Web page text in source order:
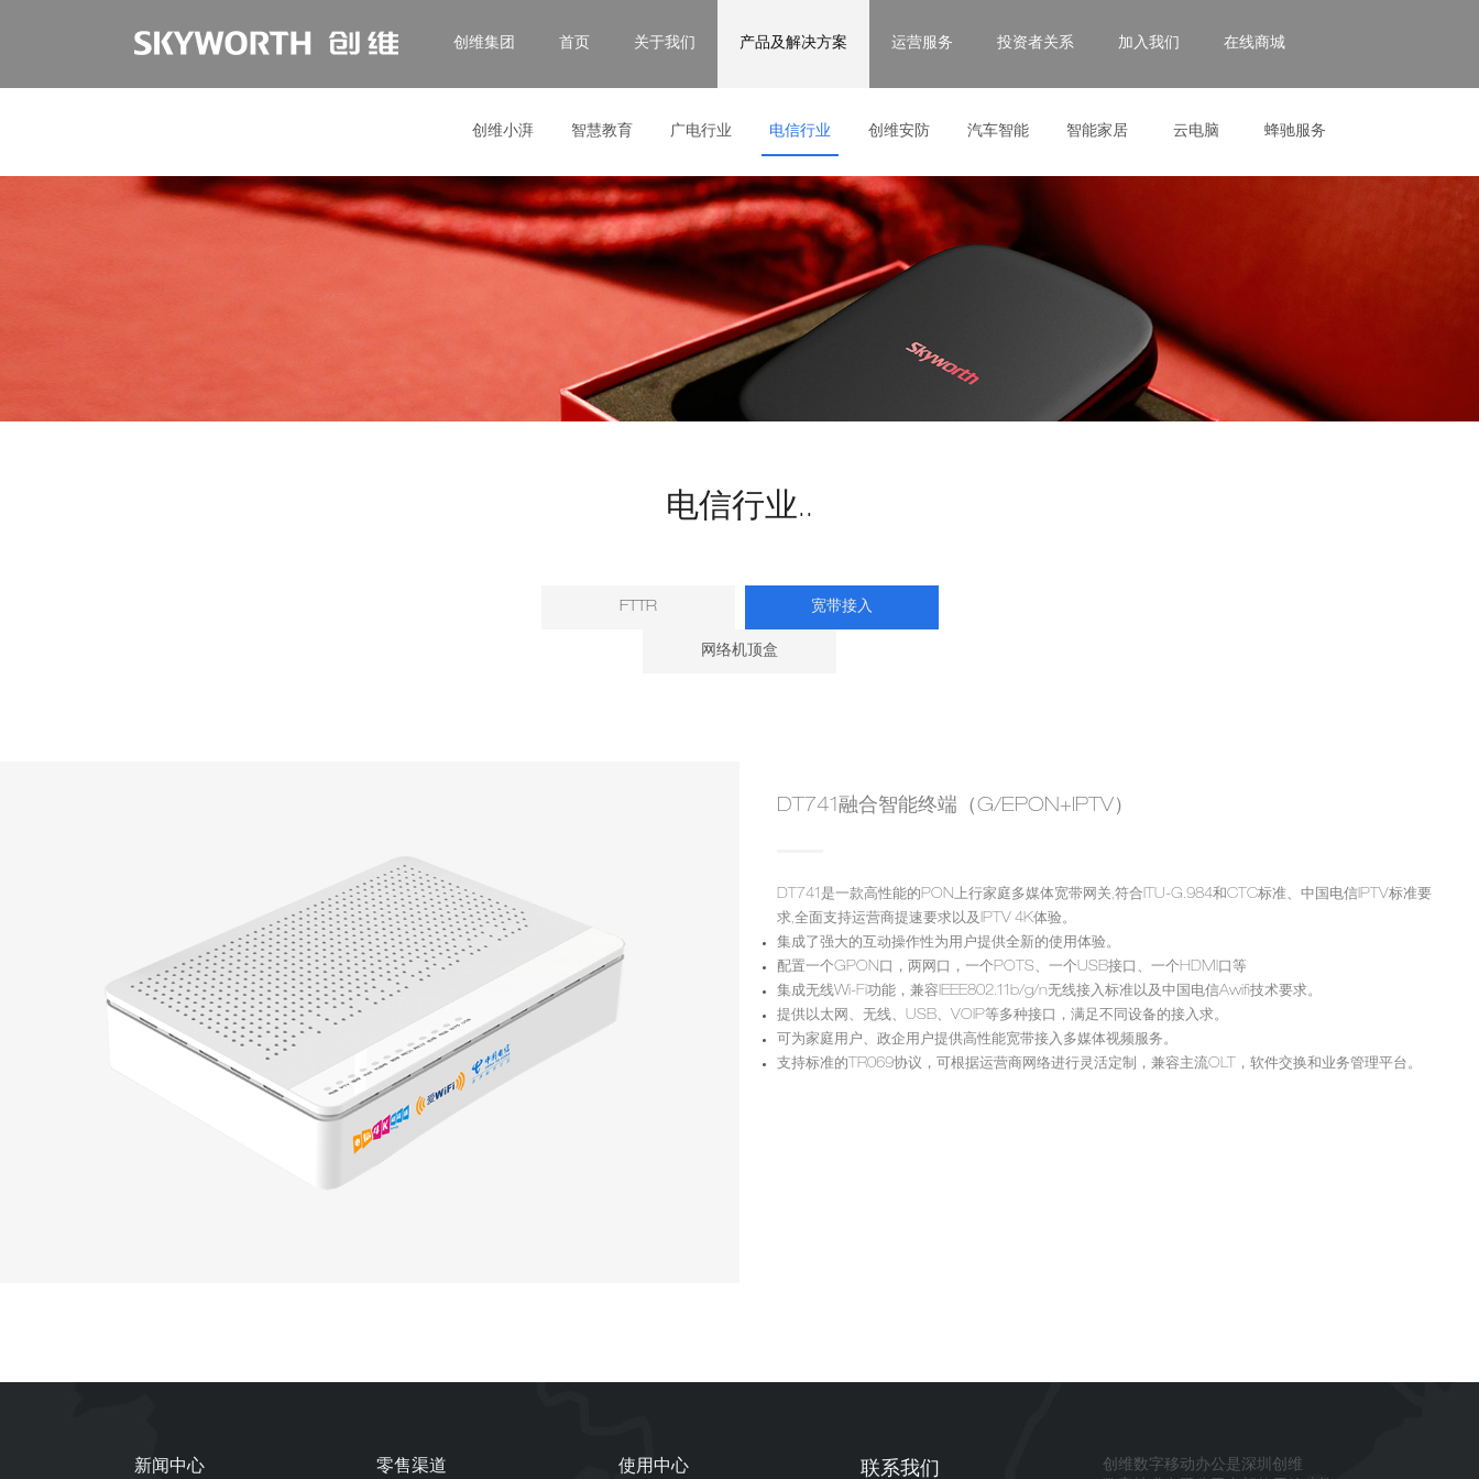
创维集团 首页 关于我们 产品及解决方案 运营服务 投资者关系 加入我们 在线商城
创维小湃 智慧教育 广电行业 电信行业 创维安防 汽车智能 智能家居 云电脑 蜂驰服务
电信行业..
FTTR 宽带接入
网络机顶盒
DT741融合智能终端（G/EPON+IPTV）
DT741是一款高性能的PON上行家庭多媒体宽带网关,符合ITU-G.984和CTC标准、中国电信IPTV标准要
求,全面支持运营商提速要求以及IPTV 4K体验。
集成了强大的互动操作性为用户提供全新的使用体验。
配置一个GPON口，两网口，一个POTS、一个USB接口、一个HDMI口等
集成无线Wi-Fi功能，兼容IEEE802.11b/g/n无线接入标准以及中国电信Awifi技术要求。
提供以太网、无线、USB、VOIP等多种接口，满足不同设备的接入求。
可为家庭用户、政企用户提供高性能宽带接入多媒体视频服务。
支持标准的TR069协议，可根据运营商网络进行灵活定制，兼容主流OLT，软件交换和业务管理平台。
新闻中心 零售渠道 使用中心 联系我们 创维数字移动办公是深圳创维